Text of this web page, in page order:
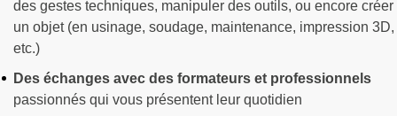
des gestes techniques, manipuler des outils, ou encore créer
un objet (en usinage, soudage, maintenance, impression 3D,
etc.)
Des échanges avec des formateurs et professionnels
passionnés qui vous présentent leur quotidien